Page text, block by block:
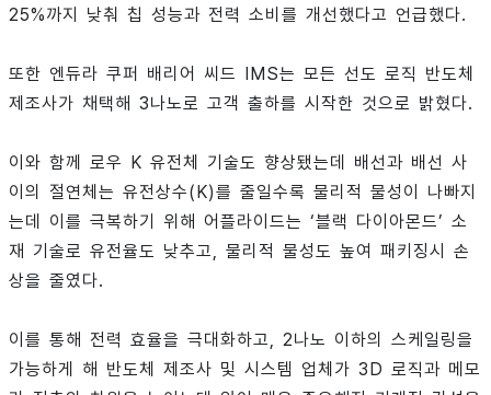
25%까지 낮춰 칩 성능과 전력 소비를 개선했다고 언급했다.
또한 엔듀라 쿠퍼 배리어 씨드 IMS는 모든 선도 로직 반도체
제조사가 채택해 3나노로 고객 출하를 시작한 것으로 밝혔다.
이와 함께 로우 K 유전체 기술도 향상됐는데 배선과 배선 사
이의 절연체는 유전상수(K)를 줄일수록 물리적 물성이 나빠지
는데 이를 극복하기 위해 어플라이드는 ‘블랙 다이아몬드’ 소
재 기술로 유전율도 낮추고, 물리적 물성도 높여 패키징시 손
상을 줄였다.
이를 통해 전력 효율을 극대화하고, 2나노 이하의 스케일링을
가능하게 해 반도체 제조사 및 시스템 업체가 3D 로직과 메모